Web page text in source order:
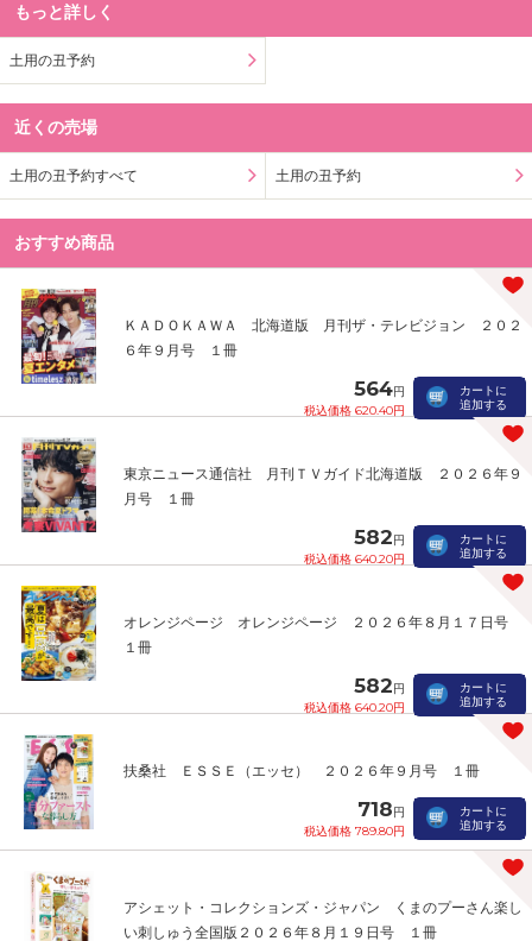
もっと詳しく
土用の丑予約
近くの売場
土用の丑予約すべて 土用の丑予約
おすすめ商品
ＫＡＤＯＫＡＷＡ 北海道版 月刊ザ・テレビジョン ２０２
６年９月号 １冊
564円
税込価格 620.40円
カートに
追加する
東京ニュース通信社 月刊ＴＶガイド北海道版 ２０２６年９
月号 １冊
582円
税込価格 640.20円
カートに
追加する
オレンジページ オレンジページ ２０２６年８月１７日号
１冊
582円
税込価格 640.20円
カートに
追加する
扶桑社 ＥＳＳＥ（エッセ） ２０２６年９月号 １冊
718円
税込価格 789.80円
カートに
追加する
アシェット・コレクションズ・ジャパン くまのプーさん楽し
い刺しゅう全国版２０２６年８月１９日号 １冊